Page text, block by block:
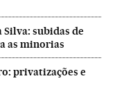
subidas de
as minorias
privatizações e